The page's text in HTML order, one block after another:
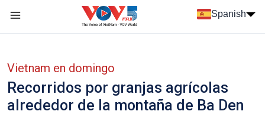
Spanish
Vietnam en domingo
Recorridos por granjas agrícolas
alrededor de la montaña de Ba Den